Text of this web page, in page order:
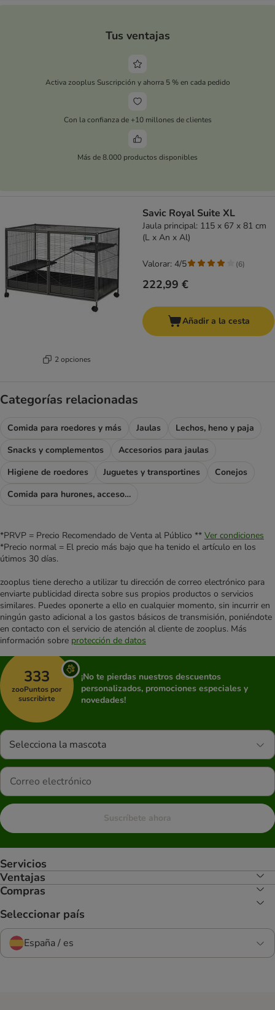
Tus ventajas
Activa zooplus Suscripción y ahorra 5 % en cada pedido
Con la confianza de +10 millones de clientes
Más de 8.000 productos disponibles
2 opciones
Savic Royal Suite XL
Jaula principal: 115 x 67 x 81 cm
(L x An x Al)
222,99 €
Valorar: 4/5 (6)
Añadir a la cesta
Categorías relacionadas
Comida para roedores y más Jaulas
Lechos, heno y paja
Snacks y complementos
Accesorios para jaulas
Higiene de roedores
Juguetes y transportines
Conejos
Comida para hurones, accesorios para hurones
*PRVP = Precio Recomendado de Venta al Público ** Ver condiciones
*Precio normal = El precio más bajo que ha tenido el artículo en los
útimos 30 días.
zooplus tiene derecho a utilizar tu dirección de correo electrónico para
enviarte publicidad directa sobre sus propios productos o servicios
similares. Puedes oponerte a ello en cualquier momento, sin incurrir en
ningún gasto adicional a los gastos básicos de transmisión, poniéndote
en contacto con el servicio de atención al cliente de zooplus. Más
información sobre protección de datos
333
zooPuntos por
suscribirte
¡No te pierdas nuestros descuentos
personalizados, promociones especiales y
novedades!
Selecciona la mascota
Suscríbete ahora
Servicios
Ventajas
Compras
Seleccionar país
España / es